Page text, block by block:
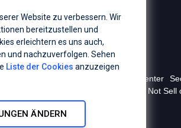
technologies.
and/or one of its
as
Privacy Center
Do Not
Website zu verbessern. Wir
bereitzustellen und
erleichtern es uns auch,
und nachzuverfolgen. Sehen
Liste der Cookies anzuzeigen
ÄNDERN